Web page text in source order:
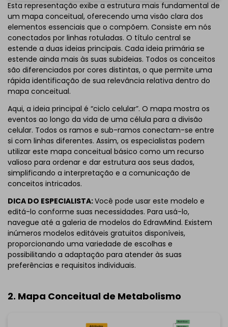
*Oemmxarquivo precisa ser aberto no EdrawMind.
Se você ainda não tem o EdrawMind, baixeEdrawMind
livre de
abaixo.
Você também pode tentarEdrawMind
Onlinegratuitamente de abaixo.
Esta representação exibe a estrutura mais fundamental de
um mapa conceitual, oferecendo uma visão clara dos
elementos essenciais que o compõem. Consiste em nós
conectados por linhas rotuladas. O título central se
estende a duas ideias principais. Cada ideia primária se
estende ainda mais às suas subideias. Todos os conceitos
são diferenciados por cores distintas, o que permite uma
rápida identificação de sua relevância relativa dentro do
mapa conceitual.
Aqui, a ideia principal é “ciclo celular”. O mapa mostra os
eventos ao longo da vida de uma célula para a divisão
celular. Todos os ramos e sub-ramos conectam-se entre
si com linhas diferentes. Assim, os especialistas podem
utilizar este mapa conceitual básico como um recurso
valioso para ordenar e dar estrutura aos seus dados,
simplificando a interpretação e a comunicação de
conceitos intricados.
DICA DO ESPECIALISTA:Você pode usar este modelo e
editá-lo conforme suas necessidades. Para usá-lo,
navegue até a galeria de modelos do EdrawMind. Existem
inúmeros modelos editáveis gratuitos disponíveis,
proporcionando uma variedade de escolhas e
possibilitando a adaptação para atender às suas
preferências e requisitos individuais.
2. Mapa Conceitual de Metabolismo